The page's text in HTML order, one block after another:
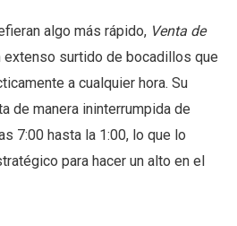
algo más rápido, Venta de
surtido de bocadillos que
a cualquier hora. Su
de manera ininterrumpida de
7:00 hasta la 1:00, lo que lo
para hacer un alto en el